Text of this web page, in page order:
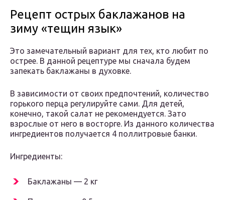
Рецепт острых баклажанов на
зиму «тещин язык»
Это замечательный вариант для тех, кто любит по
острее. В данной рецептуре мы сначала будем
запекать баклажаны в духовке.
В зависимости от своих предпочтений, количество
горького перца регулируйте сами. Для детей,
конечно, такой салат не рекомендуется. Зато
взрослые от него в восторге. Из данного количества
ингредиентов получается 4 поллитровые банки.
Ингредиенты:
Баклажаны — 2 кг